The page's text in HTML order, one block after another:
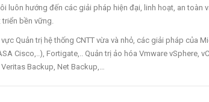
luôn hướng đến các giải pháp hiện đại, linh hoạt, an toàn
bền vững.
Quản trị hệ thống CNTT vừa và nhỏ, các giải pháp của
Cisco,..), Fortigate,.. Quản trị ảo hóa Vmware vSphere,
Backup, Net Backup,…